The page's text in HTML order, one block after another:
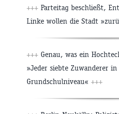
+++ Parteitag beschließt,
Linke wollen die Stadt
+++ Genau, was ein
»Jeder siebte Zuwanderer
Grundschulniveau« +++